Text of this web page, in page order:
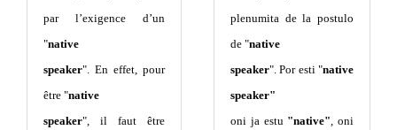
par l’exigence d’un
"native
speaker". En effet, pour
être "native
speaker", il faut être
plenumita de la postulo
de "native
speaker". Por esti "native
speaker"
oni ja estu "native" , oni